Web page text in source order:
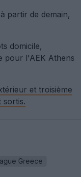
partir de demain,
domicile,
pour l'AEK Athens
et troisième
sortis.
Greece